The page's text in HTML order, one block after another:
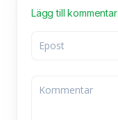
Lägg till kommentar